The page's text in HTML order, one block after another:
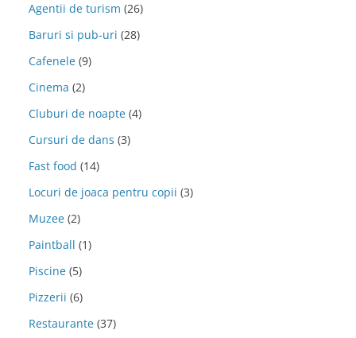
Agentii de turism (26)
Baruri si pub-uri (28)
Cafenele (9)
Cinema (2)
Cluburi de noapte (4)
Cursuri de dans (3)
Fast food (14)
Locuri de joaca pentru copii (3)
Muzee (2)
Paintball (1)
Piscine (5)
Pizzerii (6)
Restaurante (37)